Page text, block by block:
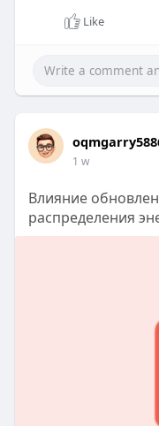
Like
1 w
Влияние
распределения